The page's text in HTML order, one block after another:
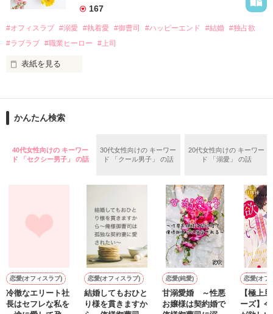
夏木美桜(なつきみお)
鳴海哲平 (なるみてっぺい)
2026.6.5～2026.7.25
＊以前、公開していた話の改稿版です＊
作品を読む
なぜか恭司から飼い猫の世話係を命じられた美桜は、猫の世
の関係となってしまい――？
167
#オフィスラブ #溺愛 #執着愛 #御曹司 #ハッピーエンド #結婚 #独占欲
#ラブラブ #職業ヒーロー #上司
表紙を見る
ションの企画戦略室で働いている。
めた、同期で恋人の石垣守（26）がいるのだが、後輩の姫原由
いた。
守と由羅から『便利屋雛子』と馬鹿にされ、一人こっそり泣い
鷹哉『宜しくな、俺の雛子』🦅
雛子『俺の……ひぃ、雛子？！！！』🐥
シゴデキで冷徹な上司が見せる素顔は、なぜか想像以上に甘く
※表紙も作中使用の画像も全てフリー素材です。
※執筆期間2026.6.3〜7.20完結です。
かんたん検索
40代女性向けの キーワー
ド 「セクシー男子」 の話
30代女性向けの キーワー
ド 「クール男子」 の話
20代女性向けの キーワー
ド 「溺愛」 の話
恋愛(オフィスラブ)
冷徹なエリート社
長はセフレな私を
恋愛(オフィスラブ)
結婚してもおひと
り様を貫きますか
恋愛(純愛)
甘溺愛婚 ～性悪
お嬢様は契約婚で
恋愛(オフ
【極上
ーズ】